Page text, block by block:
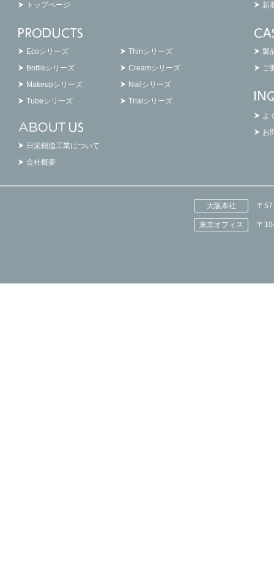
トップページ
Ecoシリーズ
Thinシリーズ
Bottleシリーズ
Creamシリーズ
Makeupシリーズ
Nailシリーズ
Tubeシリーズ
Trialシリーズ
日栄樹脂工業について
会社概要
新
製
ご
よ
お
大阪本社 〒
東京オフィス 〒